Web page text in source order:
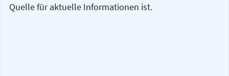
Quelle für aktuelle Informationen ist.